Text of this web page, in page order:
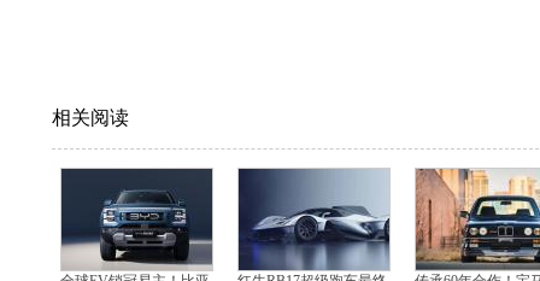
相关阅读